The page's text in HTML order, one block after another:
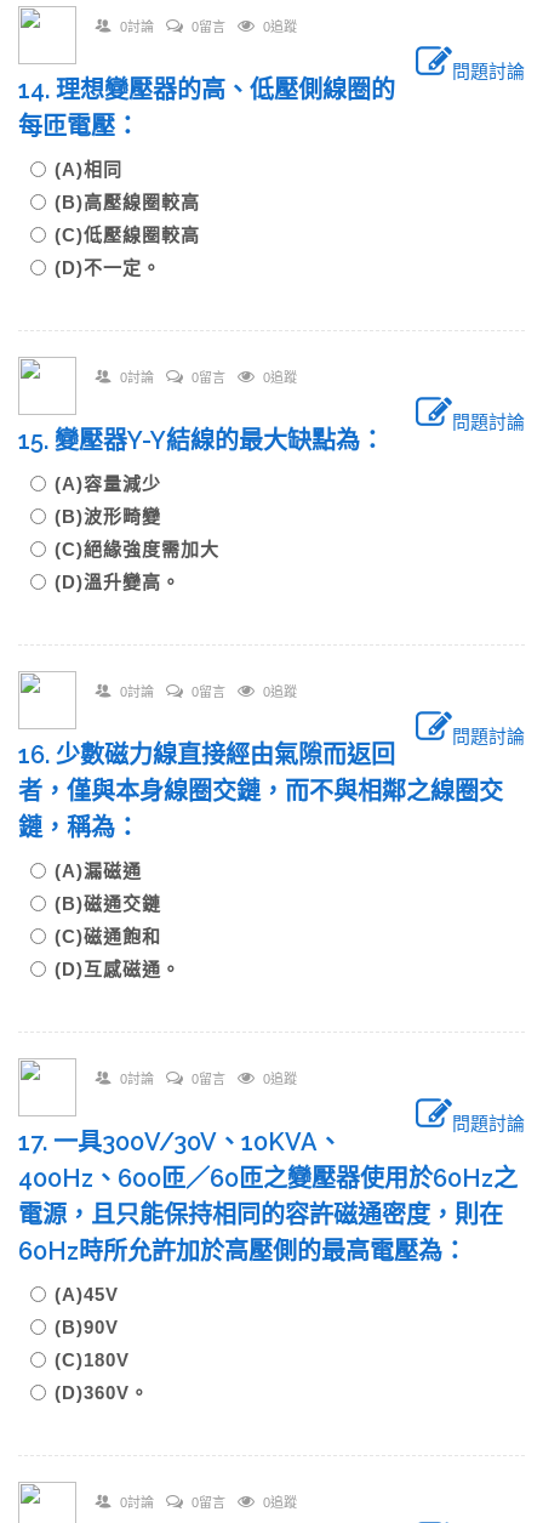
0討論 0留言 0追蹤
問題討論
14. 理想變壓器的高、低壓側線圈的
每匝電壓：
(A)相同
(B)高壓線圈較高
(C)低壓線圈較高
(D)不一定。
0討論 0留言 0追蹤
問題討論
15. 變壓器Y-Y結線的最大缺點為：
(A)容量減少
(B)波形畸變
(C)絕緣強度需加大
(D)溫升變高。
0討論 0留言 0追蹤
問題討論
16. 少數磁力線直接經由氣隙而返回
者，僅與本身線圈交鏈，而不與相鄰之線圈交
鏈，稱為：
(A)漏磁通
(B)磁通交鏈
(C)磁通飽和
(D)互感磁通。
0討論 0留言 0追蹤
問題討論
17. 一具300V/30V、10KVA、
400Hz、600匝／60匝之變壓器使用於60Hz之
電源，且只能保持相同的容許磁通密度，則在
60Hz時所允許加於高壓側的最高電壓為：
(A)45V
(B)90V
(C)180V
(D)360V。
0討論 0留言 0追蹤